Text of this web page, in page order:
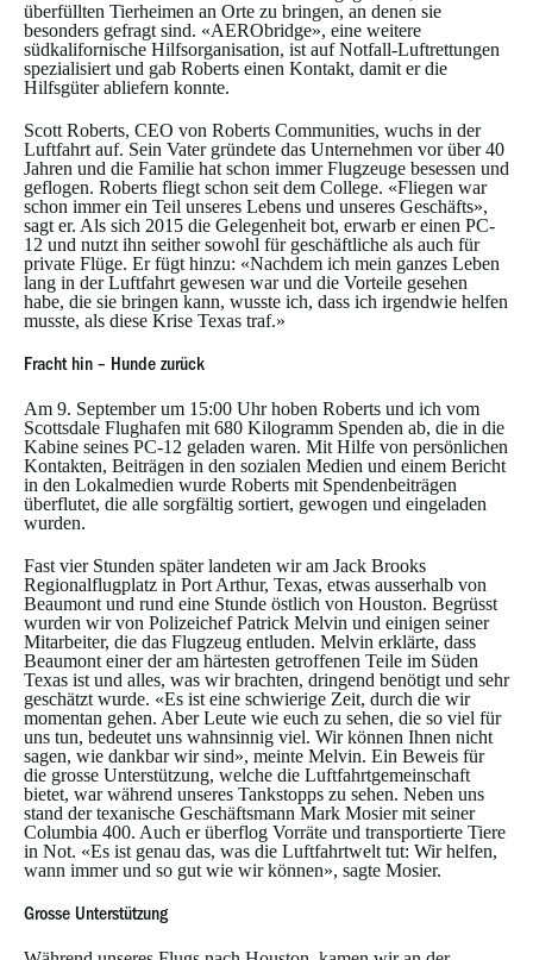
überfüllten Tierheimen an Orte zu bringen, an denen sie
besonders gefragt sind. «AERObridge», eine weitere
südkalifornische Hilfsorganisation, ist auf Notfall-Luftrettungen
spezialisiert und gab Roberts einen Kontakt, damit er die
Hilfsgüter abliefern konnte.
Scott Roberts, CEO von Roberts Communities, wuchs in der
Luftfahrt auf. Sein Vater gründete das Unternehmen vor über 40
Jahren und die Familie hat schon immer Flugzeuge besessen und
geflogen. Roberts fliegt schon seit dem College. «Fliegen war
schon immer ein Teil unseres Lebens und unseres Geschäfts»,
sagt er. Als sich 2015 die Gelegenheit bot, erwarb er einen PC-
12 und nutzt ihn seither sowohl für geschäftliche als auch für
private Flüge. Er fügt hinzu: «Nachdem ich mein ganzes Leben
lang in der Luftfahrt gewesen war und die Vorteile gesehen
habe, die sie bringen kann, wusste ich, dass ich irgendwie helfen
musste, als diese Krise Texas traf.»
Fracht hin – Hunde zurück
Am 9. September um 15:00 Uhr hoben Roberts und ich vom
Scottsdale Flughafen mit 680 Kilogramm Spenden ab, die in die
Kabine seines PC-12 geladen waren. Mit Hilfe von persönlichen
Kontakten, Beiträgen in den sozialen Medien und einem Bericht
in den Lokalmedien wurde Roberts mit Spendenbeiträgen
überflutet, die alle sorgfältig sortiert, gewogen und eingeladen
wurden.
Fast vier Stunden später landeten wir am Jack Brooks
Regionalflugplatz in Port Arthur, Texas, etwas ausserhalb von
Beaumont und rund eine Stunde östlich von Houston. Begrüsst
wurden wir von Polizeichef Patrick Melvin und einigen seiner
Mitarbeiter, die das Flugzeug entluden. Melvin erklärte, dass
Beaumont einer der am härtesten getroffenen Teile im Süden
Texas ist und alles, was wir brachten, dringend benötigt und sehr
geschätzt wurde. «Es ist eine schwierige Zeit, durch die wir
momentan gehen. Aber Leute wie euch zu sehen, die so viel für
uns tun, bedeutet uns wahnsinnig viel. Wir können Ihnen nicht
sagen, wie dankbar wir sind», meinte Melvin. Ein Beweis für
die grosse Unterstützung, welche die Luftfahrtgemeinschaft
bietet, war während unseres Tankstopps zu sehen. Neben uns
stand der texanische Geschäftsmann Mark Mosier mit seiner
Columbia 400. Auch er überflog Vorräte und transportierte Tiere
in Not. «Es ist genau das, was die Luftfahrtwelt tut: Wir helfen,
wann immer und so gut wie wir können», sagte Mosier.
Grosse Unterstützung